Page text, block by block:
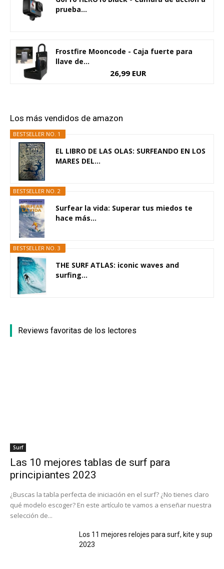
prueba...
Frostfire Mooncode - Caja fuerte para
llave de...
26,99 EUR
Los más vendidos de amazon
BESTSELLER NO. 1
EL LIBRO DE LAS OLAS: SURFEANDO EN LOS
MARES DEL...
BESTSELLER NO. 2
Surfear la vida: Superar tus miedos te
hace más...
BESTSELLER NO. 3
THE SURF ATLAS: iconic waves and
surfing...
Reviews favoritas de los lectores
Surf
Las 10 mejores tablas de surf para
principiantes 2023
¿Buscas la tabla perfecta de iniciación en el surf? ¿No tienes claro
qué modelo escoger? En este artículo te vamos a enseñar nuestra
selección de...
Los 11 mejores relojes para surf, kite y sup
2023